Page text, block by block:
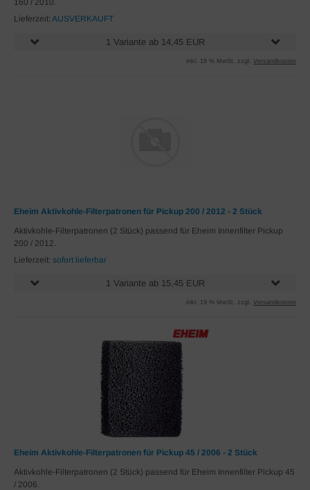
160 / 2010.
Lieferzeit: AUSVERKAUFT
1 Variante ab 14,45 EUR
inkl. 19 % MwSt. zzgl. Versandkosten
Eheim Aktivkohle-Filterpatronen für Pickup 200 / 2012 - 2 Stück
Aktivkohle-Filterpatronen (2 Stück) passend für Eheim Innenfilter Pickup
200 / 2012.
Lieferzeit: sofort lieferbar
1 Variante ab 15,45 EUR
inkl. 19 % MwSt. zzgl. Versandkosten
Eheim Aktivkohle-Filterpatronen für Pickup 45 / 2006 - 2 Stück
Aktivkohle-Filterpatronen (2 Stück) passend für Eheim Innenfilter Pickup 45
/ 2006.